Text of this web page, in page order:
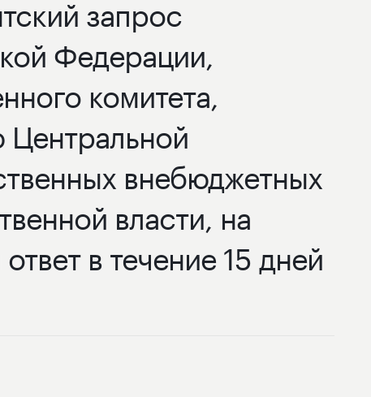
запрос
Федерации,
комитета,
внебюджетных
власти, на
в течение 15 дней